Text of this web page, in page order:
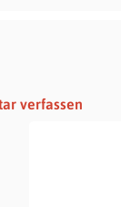
verfassen